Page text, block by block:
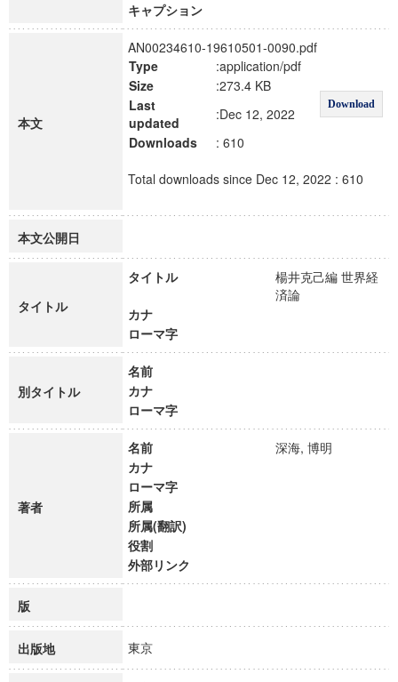
キャプション
本文
AN00234610-19610501-0090.pdf
Type
:application/pdf
Download
Size
:273.4 KB
Last
updated
:Dec 12, 2022
Downloads
: 610
Total downloads since Dec 12, 2022 : 610
本文公開日
タイトル
タイトル
楊井克己編 世界経
済論
カナ
ローマ字
別タイトル
名前
カナ
ローマ字
著者
名前
深海, 博明
カナ
ローマ字
所属
所属(翻訳)
役割
外部リンク
版
出版地 東京